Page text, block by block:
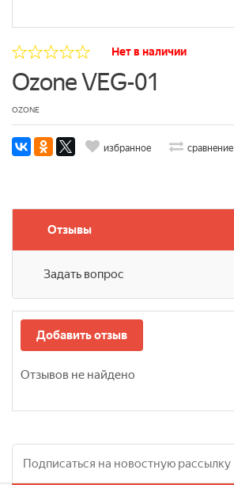
Нет в наличии
Ozone VEG-01
OZONE
избранное сравнение
Отзывы
Задать вопрос
Добавить отзыв
Отзывов не найдено